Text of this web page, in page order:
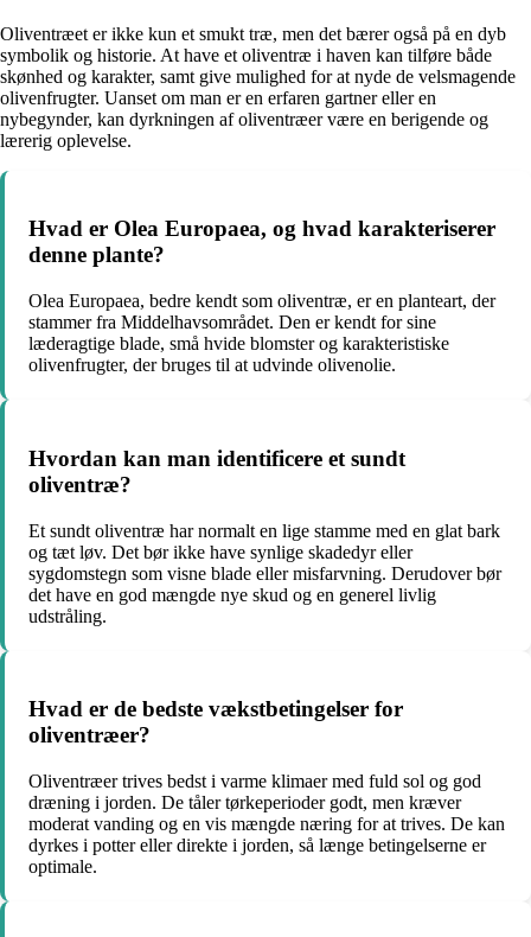
Oliventræet er ikke kun et smukt træ, men det bærer også på en dyb
symbolik og historie. At have et oliventræ i haven kan tilføre både
skønhed og karakter, samt give mulighed for at nyde de velsmagende
olivenfrugter. Uanset om man er en erfaren gartner eller en
nybegynder, kan dyrkningen af oliventræer være en berigende og
lærerig oplevelse.
Hvad er Olea Europaea, og hvad karakteriserer
denne plante?
Olea Europaea, bedre kendt som oliventræ, er en planteart, der
stammer fra Middelhavsområdet. Den er kendt for sine
læderagtige blade, små hvide blomster og karakteristiske
olivenfrugter, der bruges til at udvinde olivenolie.
Hvordan kan man identificere et sundt
oliventræ?
Et sundt oliventræ har normalt en lige stamme med en glat bark
og tæt løv. Det bør ikke have synlige skadedyr eller
sygdomstegn som visne blade eller misfarvning. Derudover bør
det have en god mængde nye skud og en generel livlig
udstråling.
Hvad er de bedste vækstbetingelser for
oliventræer?
Oliventræer trives bedst i varme klimaer med fuld sol og god
dræning i jorden. De tåler tørkeperioder godt, men kræver
moderat vanding og en vis mængde næring for at trives. De kan
dyrkes i potter eller direkte i jorden, så længe betingelserne er
optimale.